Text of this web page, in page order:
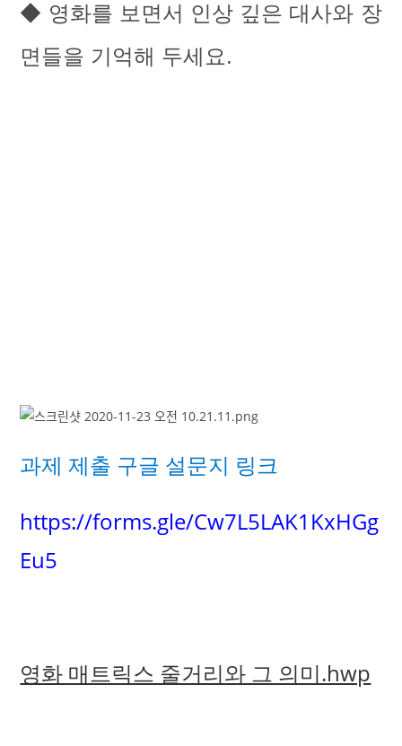
◆ 영화를 보면서 인상 깊은 대사와 장
면들을 기억해 두세요.
과제 제출 구글 설문지 링크
https://forms.gle/Cw7L5LAK1KxHGg
Eu5
영화 매트릭스 줄거리와 그 의미.hwp